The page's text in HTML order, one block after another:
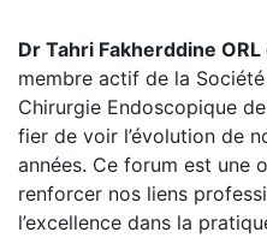
Dr Tahri Fakherddine
membre actif de la
Chirurgie Endoscopique
fier de voir l’évolution de
années. Ce forum est une
renforcer nos liens
l’excellence dans la